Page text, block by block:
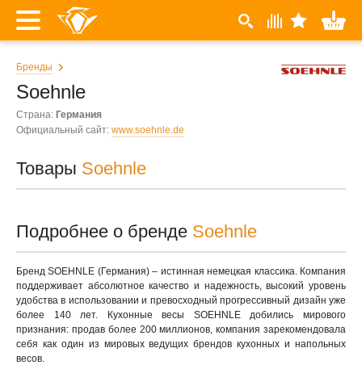
Бренды
Soehnle
Страна: Германия
Официальный сайт: www.soehnle.de
Товары Soehnle
Подробнее о бренде Soehnle
Бренд SOEHNLE (Германия) – истинная немецкая классика. Компания
поддерживает абсолютное качество и надежность, высокий уровень
удобства в использовании и превосходный прогрессивный дизайн уже
более 140 лет. Кухонные весы SOEHNLE добились мирового
признания: продав более 200 миллионов, компания зарекомендовала
себя как один из мировых ведущих брендов кухонных и напольных
весов.